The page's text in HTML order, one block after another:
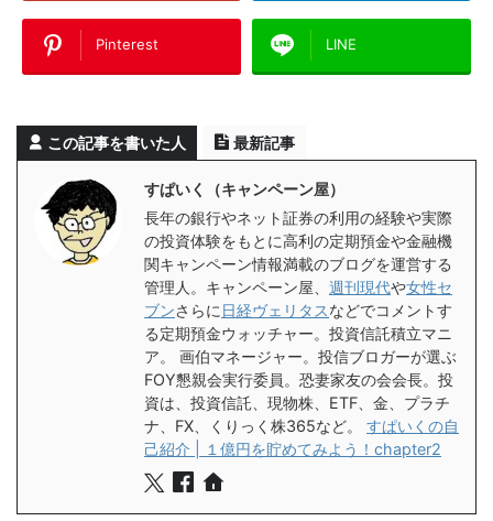
Pinterest LINE
この記事を書いた人 最新記事
すぱいく（キャンペーン屋）
長年の銀行やネット証券の利用の経験や実際
の投資体験をもとに高利の定期預金や金融機
関キャンペーン情報満載のブログを運営する
管理人。キャンペーン屋、 週刊現代や女性セ
ブンさらに 日経ヴェリタスなどでコメントす
る定期預金ウォッチャー。投資信託積立マニ
ア。 画伯マネージャー。投信ブロガーが選ぶ
FOY懇親会実行委員。恐妻家友の会会長。投
資は、投資信託、現物株、ETF、金、プラチ
ナ、FX、くりっく株365など。 すぱいくの自
己紹介 | １億円を貯めてみよう！chapter2